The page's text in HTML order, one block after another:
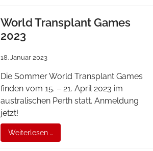
World Transplant Games
2023
18. Januar 2023
Die Sommer World Transplant Games
finden vom 15. – 21. April 2023 im
australischen Perth statt. Anmeldung
jetzt!
Weiterlesen …